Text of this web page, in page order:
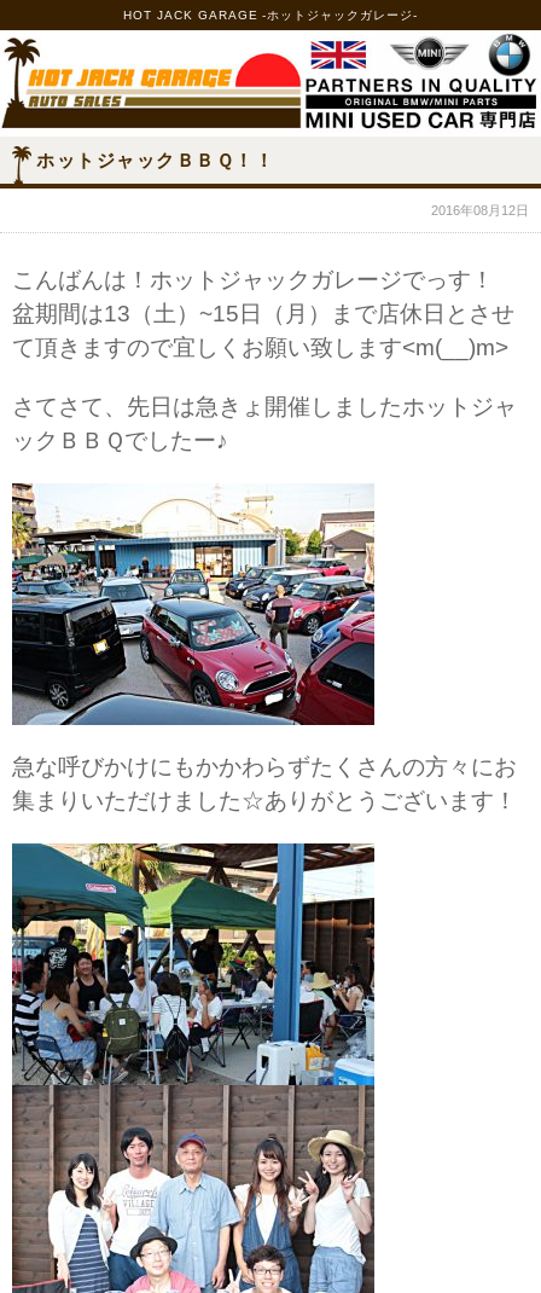
HOT JACK GARAGE -ホットジャックガレージ-
ホットジャックＢＢＱ！！
2016年08月12日
こんばんは！ホットジャックガレージでっす！
盆期間は13（土）~15日（月）まで店休日とさせ
て頂きますので宜しくお願い致します<m(__)m>
さてさて、先日は急きょ開催しましたホットジャ
ックＢＢＱでしたー♪
急な呼びかけにもかかわらずたくさんの方々にお
集まりいただけました☆ありがとうございます！